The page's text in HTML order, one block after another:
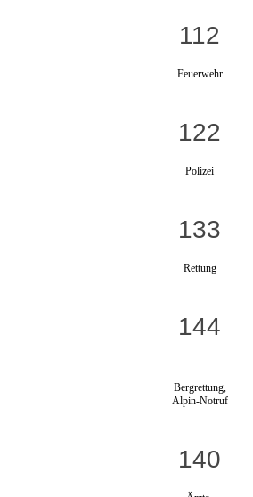
112
Feuerwehr
122
Polizei
133
Rettung
144
Bergrettung,
Alpin-Notruf
140